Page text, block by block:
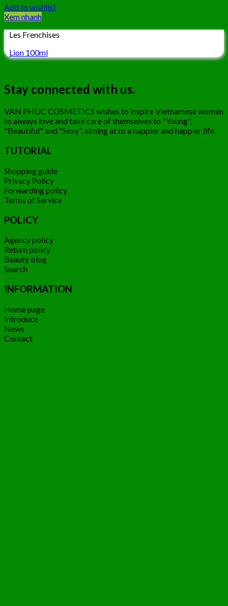
Add to wishlist
Xem nhanh
Les Frenchises
Lion 100ml
Stay connected with us.
VAN PHUC COSMETICS wishes to inspire Vietnamese women
to always love and take care of themselves to "Young",
"Beautiful" and "Sexy", aiming at to a happier and happier life.
TUTORIAL
Shopping guide
Privacy Policy
Forwarding policy
Terms of Service
POLICY
Agency policy
Return policy
Beauty blog
Search
INFORMATION
Home page
Introduce
News
Contact